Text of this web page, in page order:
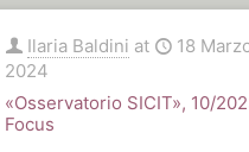
Ilaria Baldini at
18
2024
«Osservatorio SICIT», 10/
Focus